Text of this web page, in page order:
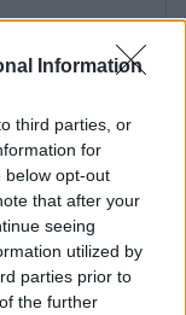
Information
third parties, or
for
below opt-out
that after your
seeing
utilized by
parties prior to
the further